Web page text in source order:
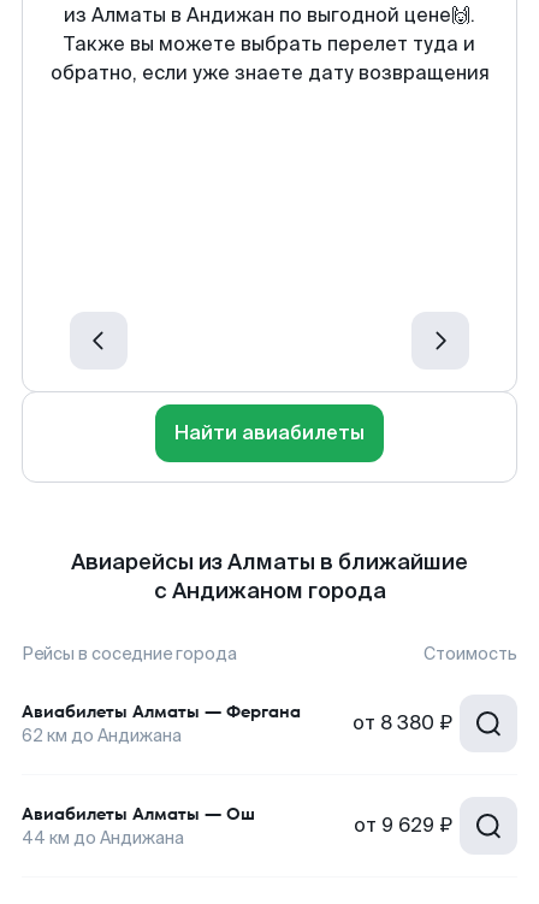
из Алматы в Андижан по выгодной цене🙌.
Также вы можете выбрать перелет туда и
обратно, если уже знаете дату возвращения
Найти авиабилеты
Авиарейсы из Алматы в ближайшие
с Андижаном города
Рейсы в соседние города Стоимость
Авиабилеты Алматы — Фергана
62 км до Андижана от 8 380 ₽
Авиабилеты Алматы — Ош
44 км до Андижана от 9 629 ₽